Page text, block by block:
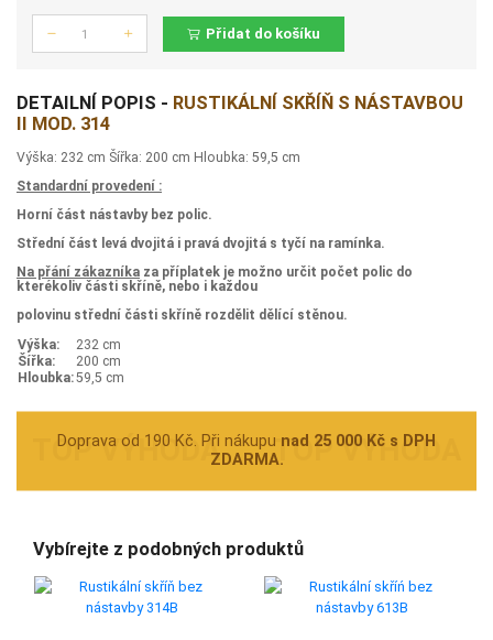
Přidat do košíku
DETAILNÍ POPIS - RUSTIKÁLNÍ SKŘÍŇ S NÁSTAVBOU
II MOD. 314
Výška: 232 cm Šířka: 200 cm Hloubka: 59,5 cm
Standardní provedení :
Horní část nástavby bez polic.
Střední část levá dvojitá i pravá dvojitá s tyčí na ramínka.
Na přání zákazníka za příplatek je možno určit počet polic do
kterékoliv části skříně, nebo i každou
polovinu střední části skříně rozdělit dělící stěnou.
Výška:
232 cm
Šířka:
200 cm
Hloubka:59,5 cm
Doprava od 190 Kč. Při nákupu nad 25 000 Kč s DPH
ZDARMA.
Vybírejte z podobných produktů